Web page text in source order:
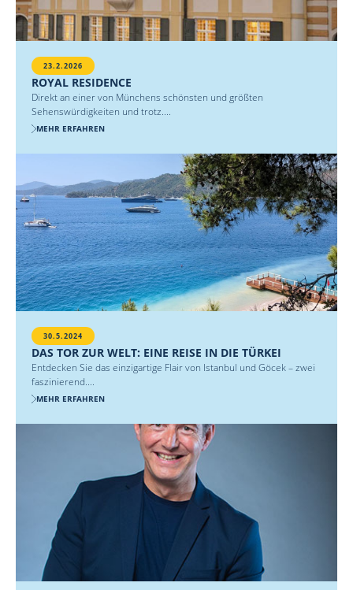
23.2.2026
ROYAL RESIDENCE
Direkt an einer von Münchens schönsten und größten
Sehenswürdigkeiten und trotz....
MEHR ERFAHREN
30.5.2024
DAS TOR ZUR WELT: EINE REISE IN DIE TÜRKEI
Entdecken Sie das einzigartige Flair von Istanbul und Göcek – zwei
faszinierend....
MEHR ERFAHREN